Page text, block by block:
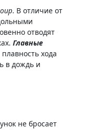
. В отличие от
отводят
Главные
хода
в дождь и
не бросает